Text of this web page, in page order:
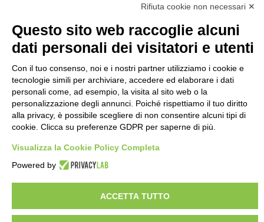
7
Rifiuta cookie non necessari ✕
Questo sito web raccoglie alcuni
dati personali dei visitatori e utenti
Con il tuo consenso, noi e i nostri partner utilizziamo i cookie e
tecnologie simili per archiviare, accedere ed elaborare i dati
personali come, ad esempio, la visita al sito web o la
personalizzazione degli annunci. Poiché rispettiamo il tuo diritto
alla privacy, è possibile scegliere di non consentire alcuni tipi di
cookie. Clicca su preferenze GDPR per saperne di più.
Visualizza la Cookie Policy Completa
Powered by
ACCETTA TUTTO